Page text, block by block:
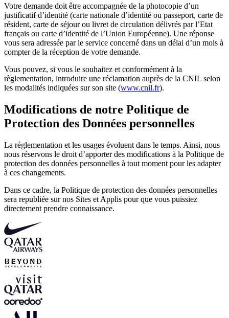
Votre demande doit être accompagnée de la photocopie d’un
justificatif d’identité (carte nationale d’identité ou passeport, carte de
résident, carte de séjour ou livret de circulation délivrés par l’Etat
français ou carte d’identité de l’Union Européenne). Une réponse
vous sera adressée par le service concerné dans un délai d’un mois à
compter de la réception de votre demande.
Vous pouvez, si vous le souhaitez et conformément à la
règlementation, introduire une réclamation auprès de la CNIL selon
les modalités indiquées sur son site (www.cnil.fr).
Modifications de notre Politique de
Protection des Données personnelles
La réglementation et les usages évoluent dans le temps. Ainsi, nous
nous réservons le droit d’apporter des modifications à la Politique de
protection des données personnelles à tout moment pour les adapter
à ces changements.
Dans ce cadre, la Politique de protection des données personnelles
sera republiée sur nos Sites et Applis pour que vous puissiez
directement prendre connaissance.